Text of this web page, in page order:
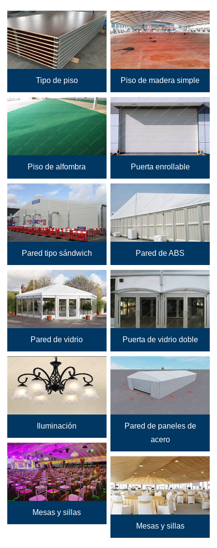
Tipo de piso Piso de madera simple
Piso de alfombra Puerta enrollable
Pared tipo sándwich Pared de ABS
Pared de vidrio Puerta de vidrio doble
Iluminación
Pared de paneles de
acero
Mesas y sillas
Mesas y sillas